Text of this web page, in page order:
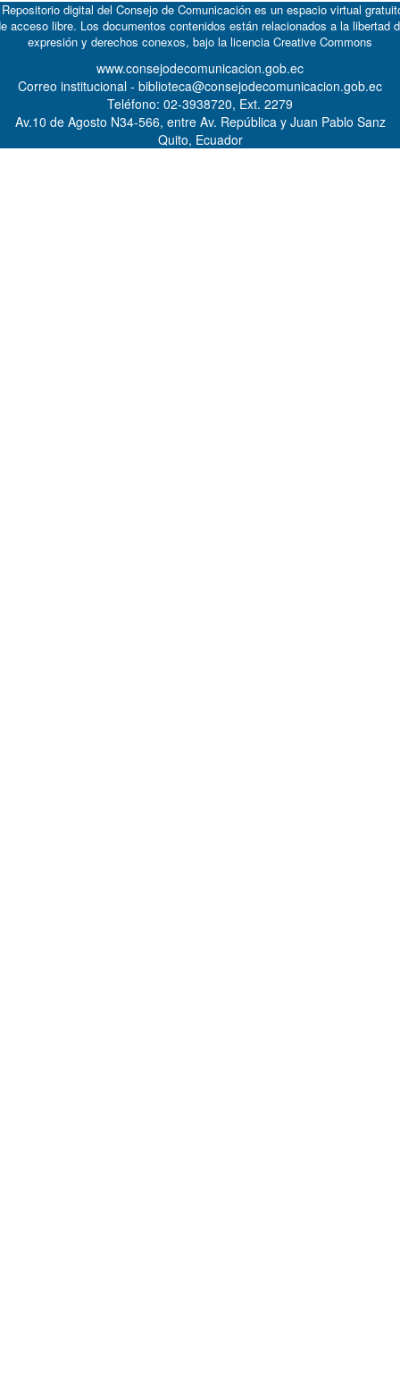
digital del Consejo de Comunicación es un espacio virtual
acceso libre. Los documentos contenidos están relacionados a la libertad
expresión y derechos conexos, bajo la licencia Creative Commons
www.consejodecomunicacion.gob.ec
Correo institucional - biblioteca@consejodecomunicacion.gob.ec
Teléfono: 02-3938720, Ext. 2279
Av.10 de Agosto N34-566, entre Av. República y Juan Pablo Sanz
Quito, Ecuador